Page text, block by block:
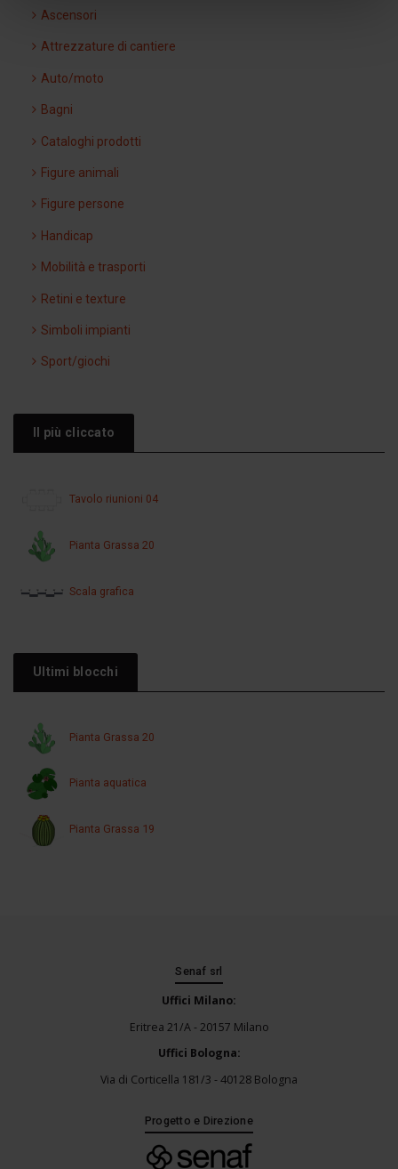
Ascensori
Attrezzature di cantiere
Auto/moto
Bagni
Cataloghi prodotti
Figure animali
Figure persone
Handicap
Mobilità e trasporti
Retini e texture
Simboli impianti
Sport/giochi
Il più cliccato
Tavolo riunioni 04
Pianta Grassa 20
Scala grafica
Ultimi blocchi
Pianta Grassa 20
Pianta aquatica
Pianta Grassa 19
Senaf srl
Uffici Milano:
Eritrea 21/A - 20157 Milano
Uffici Bologna:
Via di Corticella 181/3 - 40128 Bologna
Progetto e Direzione